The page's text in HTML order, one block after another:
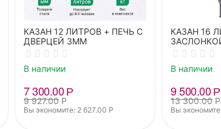
КАЗАН 12 ЛИТРОВ + ПЕЧЬ С
ДВЕРЦЕЙ 3ММ
В наличии
9 927.00 Р
7 300.00Р
Вы экономите: 2 627.00 Р
КАЗАН 16
В наличии
13 300.00 Р
9 500.00Р
Вы